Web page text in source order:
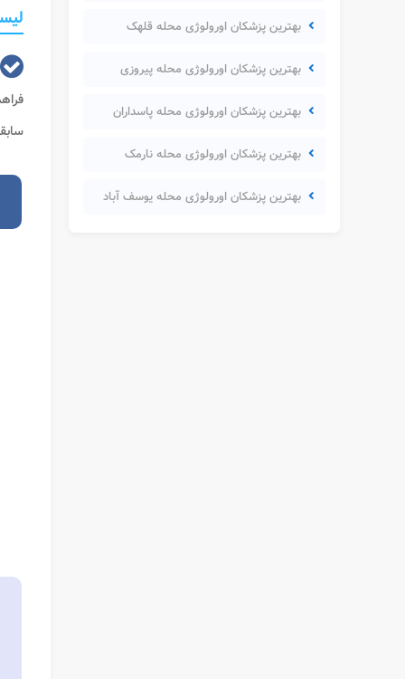
بهترین پزشکان اورولوژی محله قلهک
بهترین پزشکان اورولوژی محله پیروزی
بهترین پزشکان اورولوژی محله پاسداران
بهترین پزشکان اورولوژی محله نارمک
بهترین پزشکان اورولوژی محله یوسف آباد